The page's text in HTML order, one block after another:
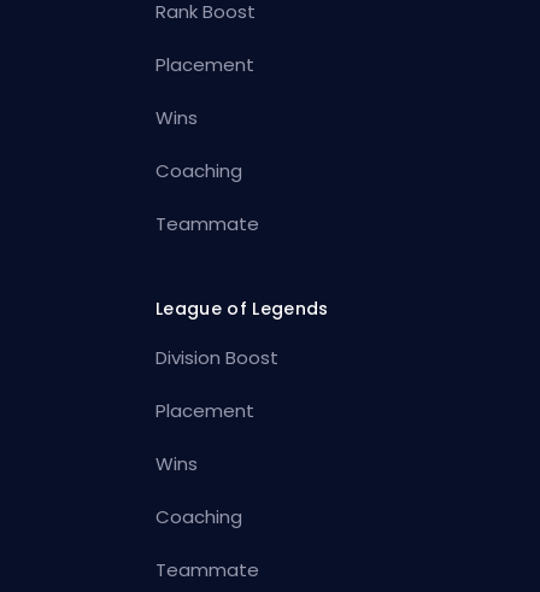
Rank Boost
Placement
Wins
Coaching
Teammate
League of Legends
Division Boost
Placement
Wins
Coaching
Teammate